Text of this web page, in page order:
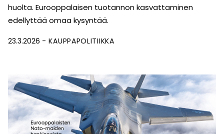
huolta. Eurooppalaisen tuotannon kasvattaminen
edellyttää omaa kysyntää.
23.3.2026 KAUPPAPOLITIIKKA